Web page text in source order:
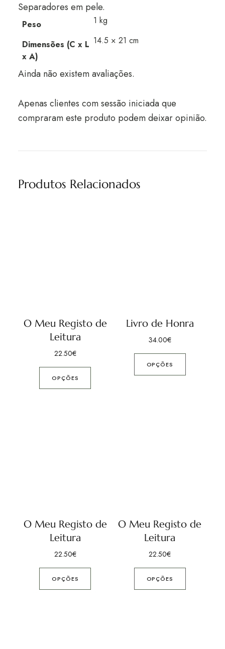
Separadores em pele.
Peso 1 kg
Dimensões (C x L
x A)
14.5 × 21 cm
Ainda não existem avaliações.
Apenas clientes com sessão iniciada que
compraram este produto podem deixar opinião.
Produtos Relacionados
O Meu Registo de
Leitura
22.50€
OPÇÕES
Livro de Honra
34.00€
OPÇÕES
O Meu Registo de
Leitura
22.50€
OPÇÕES
O Meu Registo de
Leitura
22.50€
OPÇÕES